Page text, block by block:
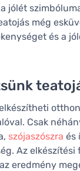
jólét
még
és a
Csak
szójaszószra és
Az elkészítési
eredmény